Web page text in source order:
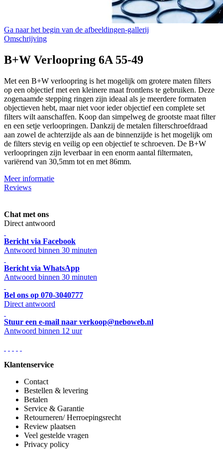
Ga naar het begin van de afbeeldingen-gallerij
Omschrijving
B+W Verloopring 6A 55-49
Met een B+W verloopring is het mogelijk om grotere maten filters
op een objectief met een kleinere maat frontlens te gebruiken. Deze
zogenaamde stepping ringen zijn ideaal als je meerdere formaten
objectieven hebt, maar niet voor ieder objectief een complete set
filters wilt aanschaffen. Koop dan simpelweg de grootste maat filter
en een setje verloopringen. Dankzij de metalen filterschroefdraad
aan zowel de achterzijde als aan de binnenzijde is het mogelijk om
de filters stevig en veilig op een objectief te schroeven. De B+W
verloopringen zijn leverbaar in een enorm aantal filtermaten,
variërend van 30,5mm tot en met 86mm.
Meer informatie
Reviews
Chat met ons
Direct antwoord
Bericht via Facebook
Antwoord binnen 30 minuten
Bericht via WhatsApp
Antwoord binnen 30 minuten
Bel ons op 070-3040777
Direct antwoord
Stuur een e-mail naar verkoop@neboweb.nl
Antwoord binnen 12 uur
Klantenservice
Contact
Bestellen & levering
Betalen
Service & Garantie
Retourneren/ Herroepingsrecht
Review plaatsen
Veel gestelde vragen
Privacy policy